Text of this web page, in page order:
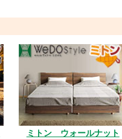
ミトン ウォールナット